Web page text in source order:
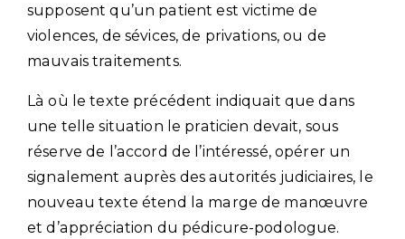
supposent qu’un patient est victime de
violences, de sévices, de privations, ou de
mauvais traitements.
Là où le texte précédent indiquait que dans
une telle situation le praticien devait, sous
réserve de l’accord de l’intéressé, opérer un
signalement auprès des autorités judiciaires, le
nouveau texte étend la marge de manœuvre
et d’appréciation du pédicure-podologue.